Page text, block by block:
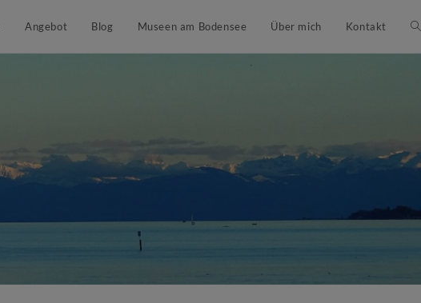
Angebot Blog Museen am Bodensee Über mich Kontakt